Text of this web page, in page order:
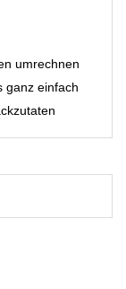
umrechnen
ganz einfach